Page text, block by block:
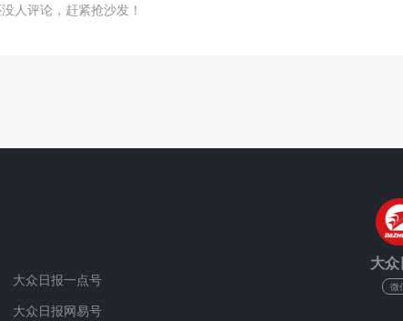
人评论，赶紧抢沙发！
大众日报一点号
大众日报网易号
大
微